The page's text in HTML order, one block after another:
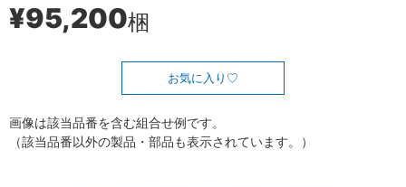
¥95,200梱
お気に入り
画像は該当品番を含む組合せ例です。
（該当品番以外の製品・部品も表示されています。）